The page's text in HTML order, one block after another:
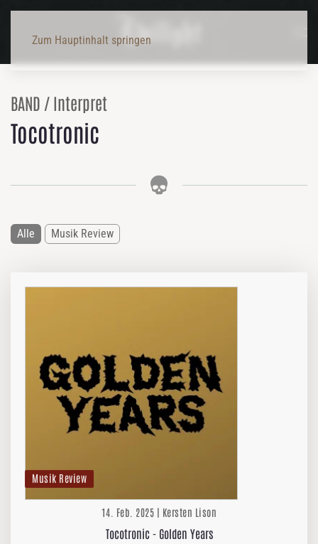
Zum Hauptinhalt springen
BAND / Interpret
Tocotronic
Alle Musik Review
Musik Review
14. Feb. 2025 | Kersten Lison
Tocotronic - Golden Years